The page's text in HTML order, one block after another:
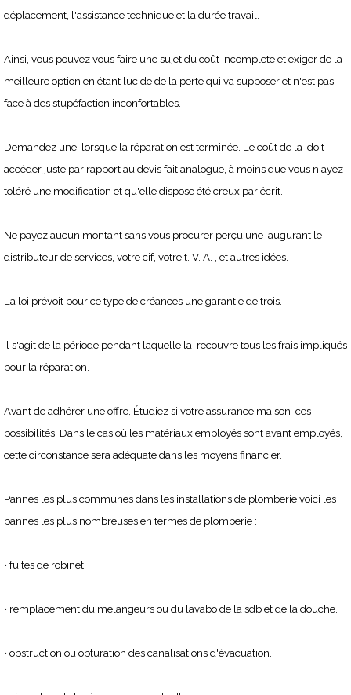
déplacement, l'assistance technique et la durée travail.
Ainsi, vous pouvez vous faire une sujet du coût incomplete et exiger de la
meilleure option en étant lucide de la perte qui va supposer et n'est pas
face à des stupéfaction inconfortables.
Demandez une lorsque la réparation est terminée. Le coût de la doit
accéder juste par rapport au devis fait analogue, à moins que vous n'ayez
toléré une modification et qu'elle dispose été creux par écrit.
Ne payez aucun montant sans vous procurer perçu une augurant le
distributeur de services, votre cif, votre t. V. A. , et autres idées.
La loi prévoit pour ce type de créances une garantie de trois.
Il s'agit de la période pendant laquelle la recouvre tous les frais impliqués
pour la réparation.
Avant de adhérer une offre, Étudiez si votre assurance maison ces
possibilités. Dans le cas où les matériaux employés sont avant employés,
cette circonstance sera adéquate dans les moyens financier.
Pannes les plus communes dans les installations de plomberie voici les
pannes les plus nombreuses en termes de plomberie :
• fuites de robinet
• remplacement du melangeurs ou du lavabo de la sdb et de la douche.
• obstruction ou obturation des canalisations d'évacuation.